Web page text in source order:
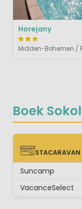
Boek
STACARAVAN
STACARAVAN
Suncamp
VacanceSelect
Horejany